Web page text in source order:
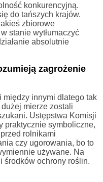
konkurencyjną.
do tańszych krajów.
zbiorowe
stanie wytłumaczyć
absolutnie
zagrożenie
między innymi dlatego tak
mierze zostali
Ustępstwa Komisji
praktycznie symboliczne,
rolnikami
czy ugorowania, bo to
używane. Na
środków ochrony roślin.